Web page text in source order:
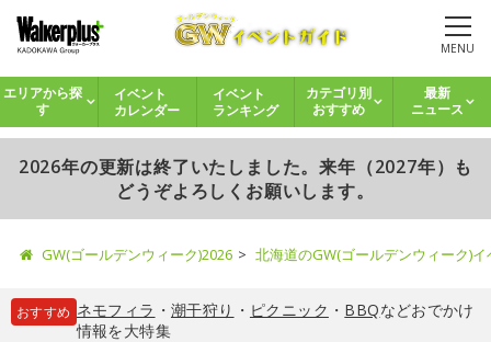
MENU
エリアから探
す
イベント
カレンダー
イベント
ランキング
カテゴリ別
おすすめ
最新
ニュース
2026年の更新は終了いたしました。来年（2027年）も
どうぞよろしくお願いします。
GW(ゴールデンウィーク)2026 北海道のGW(ゴールデンウィーク)
おすすめ ネモフィラ ・ 潮干狩り ・ ピクニック ・ BBQなどおでかけ
情報を大特集